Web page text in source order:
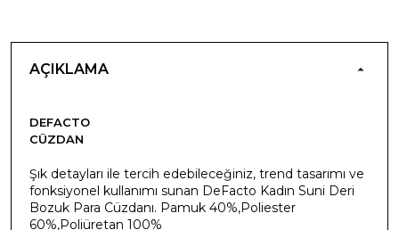
AÇIKLAMA
DEFACTO
CÜZDAN
Şık detayları ile tercih edebileceğiniz, trend tasarımı ve
fonksiyonel kullanımı sunan DeFacto Kadın Suni Deri
Bozuk Para Cüzdanı. Pamuk 40%,Poliester
60%,Poliüretan 100%